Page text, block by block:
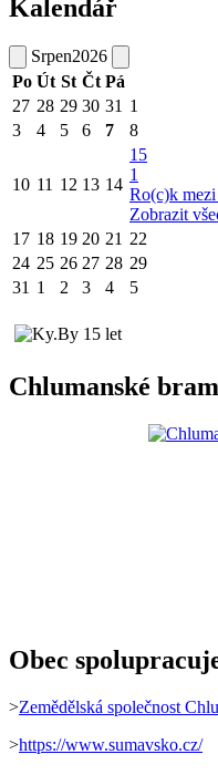
Kalendář
Srpen2026
Po Út St Čt Pá
27 28 29 30 31 1
3
4 5 6 7 8
10 11 12 13 14
15
1
Ro(c)k
Zobrazit
17 18 19 20 21 22
24 25 26 27 28 29
31 1 2 3 4 5
Chlumanské
Obec
>Zemědělská společnost
>https://www.sumavsko.cz/